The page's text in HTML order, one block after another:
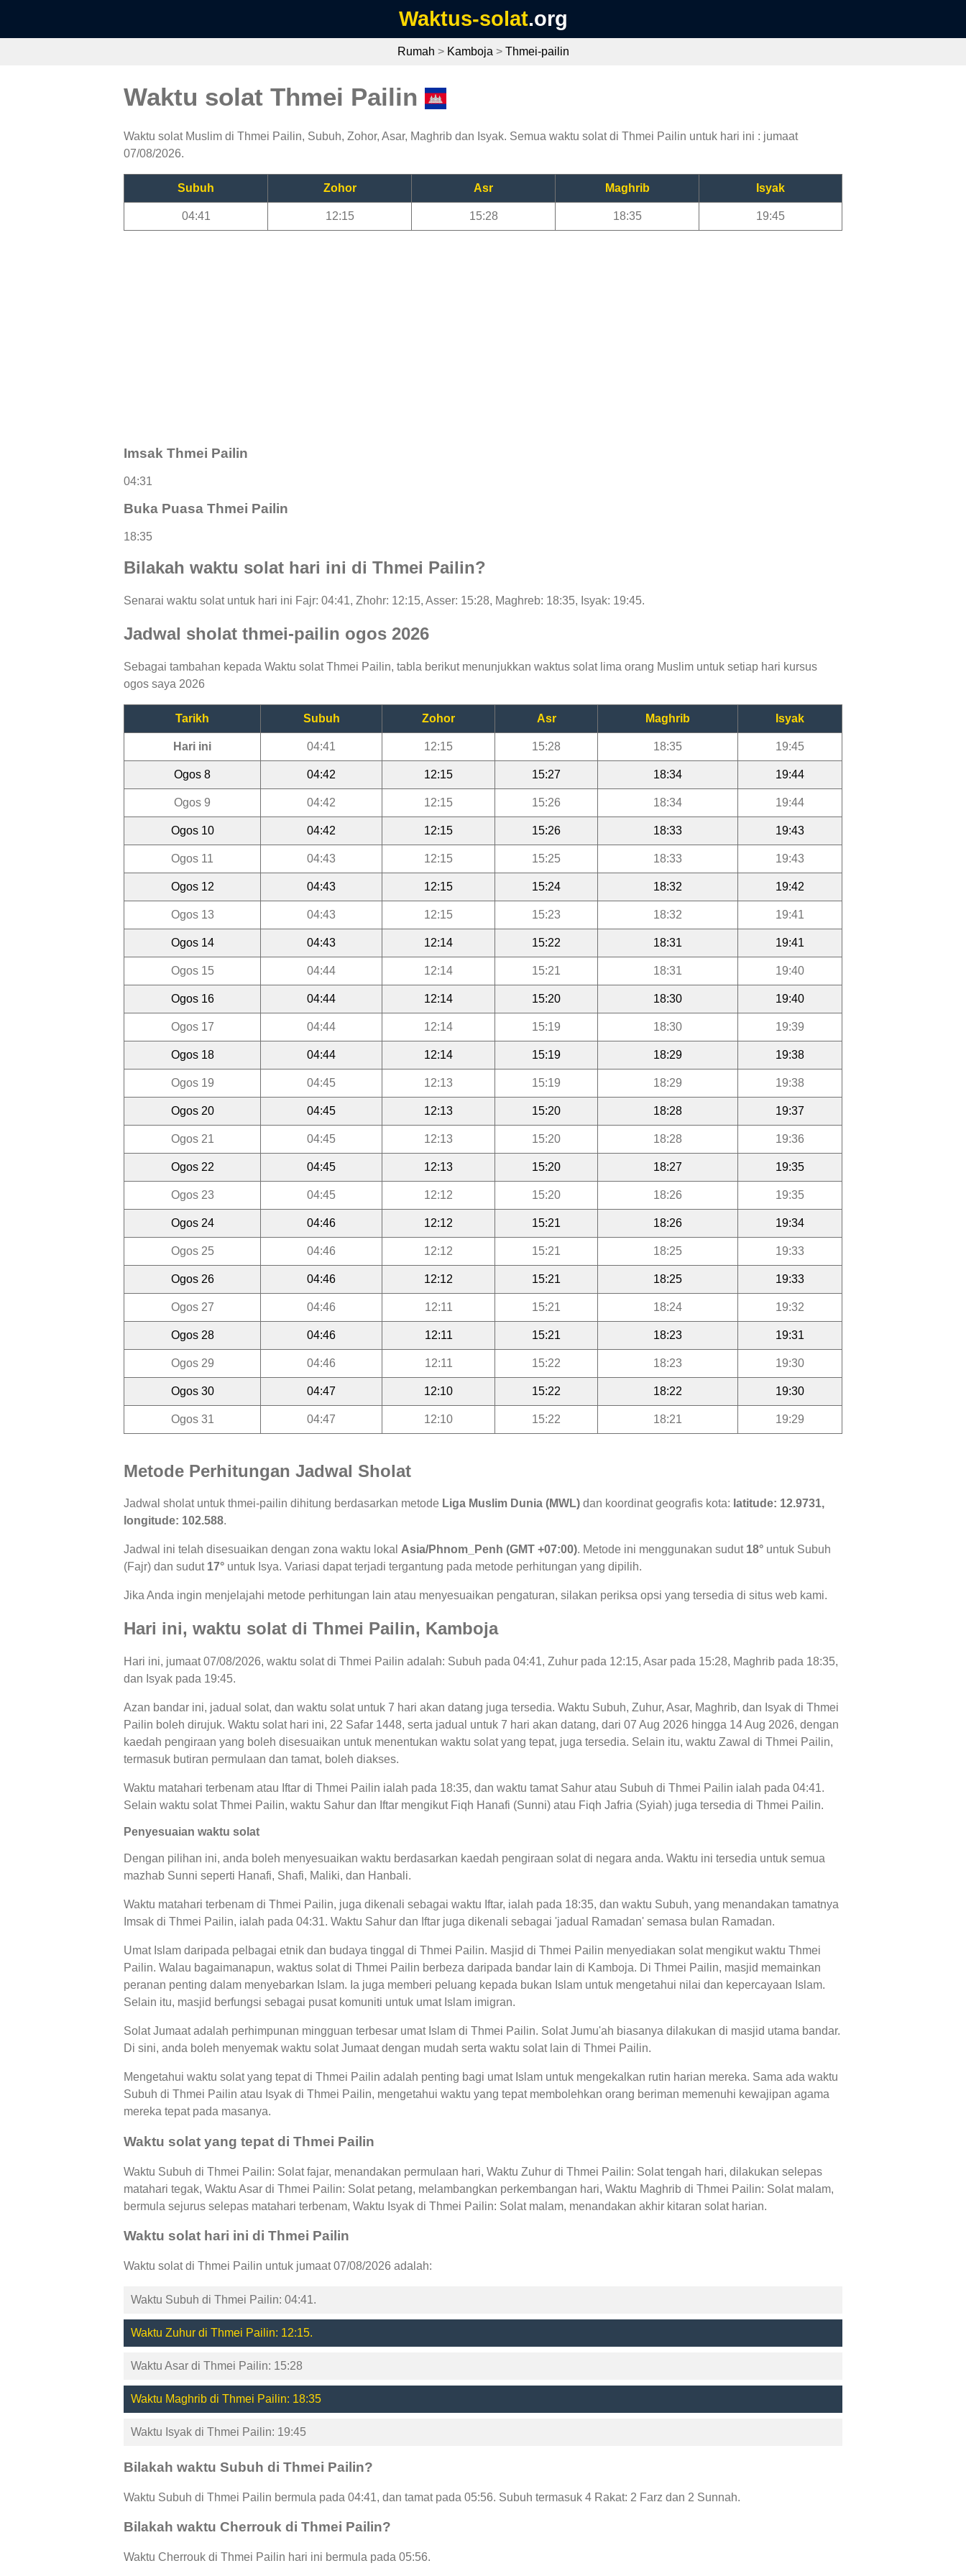
Waktus-solat.org
Rumah > Kamboja > Thmei-pailin
Waktu solat Thmei Pailin
Waktu solat Muslim di Thmei Pailin, Subuh, Zohor, Asar, Maghrib dan Isyak. Semua waktu solat di Thmei Pailin untuk hari ini : jumaat
07/08/2026.
Subuh Zohor Asr Maghrib Isyak
04:41 12:15 15:28 18:35 19:45
Imsak Thmei Pailin
04:31
Buka Puasa Thmei Pailin
18:35
Bilakah waktu solat hari ini di Thmei Pailin?
Senarai waktu solat untuk hari ini Fajr: 04:41, Zhohr: 12:15, Asser: 15:28, Maghreb: 18:35, Isyak: 19:45.
Jadwal sholat thmei-pailin ogos 2026
Sebagai tambahan kepada Waktu solat Thmei Pailin, tabla berikut menunjukkan waktus solat lima orang Muslim untuk setiap hari kursus
ogos saya 2026
Tarikh Subuh Zohor Asr Maghrib Isyak
Hari ini 04:41 12:15 15:28 18:35 19:45
Ogos 8 04:42 12:15 15:27 18:34 19:44
Ogos 9 04:42 12:15 15:26 18:34 19:44
Ogos 10 04:42 12:15 15:26 18:33 19:43
Ogos 11 04:43 12:15 15:25 18:33 19:43
Ogos 12 04:43 12:15 15:24 18:32 19:42
Ogos 13 04:43 12:15 15:23 18:32 19:41
Ogos 14 04:43 12:14 15:22 18:31 19:41
Ogos 15 04:44 12:14 15:21 18:31 19:40
Ogos 16 04:44 12:14 15:20 18:30 19:40
Ogos 17 04:44 12:14 15:19 18:30 19:39
Ogos 18 04:44 12:14 15:19 18:29 19:38
Ogos 19 04:45 12:13 15:19 18:29 19:38
Ogos 20 04:45 12:13 15:20 18:28 19:37
Ogos 21 04:45 12:13 15:20 18:28 19:36
Ogos 22 04:45 12:13 15:20 18:27 19:35
Ogos 23 04:45 12:12 15:20 18:26 19:35
Ogos 24 04:46 12:12 15:21 18:26 19:34
Ogos 25 04:46 12:12 15:21 18:25 19:33
Ogos 26 04:46 12:12 15:21 18:25 19:33
Ogos 27 04:46 12:11 15:21 18:24 19:32
Ogos 28 04:46 12:11 15:21 18:23 19:31
Ogos 29 04:46 12:11 15:22 18:23 19:30
Ogos 30 04:47 12:10 15:22 18:22 19:30
Ogos 31 04:47 12:10 15:22 18:21 19:29
Metode Perhitungan Jadwal Sholat
Jadwal sholat untuk thmei-pailin dihitung berdasarkan metode Liga Muslim Dunia (MWL) dan koordinat geografis kota: latitude: 12.9731,
longitude: 102.588.
Jadwal ini telah disesuaikan dengan zona waktu lokal Asia/Phnom_Penh (GMT +07:00). Metode ini menggunakan sudut 18° untuk Subuh
(Fajr) dan sudut 17° untuk Isya. Variasi dapat terjadi tergantung pada metode perhitungan yang dipilih.
Jika Anda ingin menjelajahi metode perhitungan lain atau menyesuaikan pengaturan, silakan periksa opsi yang tersedia di situs web kami.
Hari ini, waktu solat di Thmei Pailin, Kamboja
Hari ini, jumaat 07/08/2026, waktu solat di Thmei Pailin adalah: Subuh pada 04:41, Zuhur pada 12:15, Asar pada 15:28, Maghrib pada 18:35,
dan Isyak pada 19:45.
Azan bandar ini, jadual solat, dan waktu solat untuk 7 hari akan datang juga tersedia. Waktu Subuh, Zuhur, Asar, Maghrib, dan Isyak di Thmei
Pailin boleh dirujuk. Waktu solat hari ini, 22 Safar 1448, serta jadual untuk 7 hari akan datang, dari 07 Aug 2026 hingga 14 Aug 2026, dengan
kaedah pengiraan yang boleh disesuaikan untuk menentukan waktu solat yang tepat, juga tersedia. Selain itu, waktu Zawal di Thmei Pailin,
termasuk butiran permulaan dan tamat, boleh diakses.
Waktu matahari terbenam atau Iftar di Thmei Pailin ialah pada 18:35, dan waktu tamat Sahur atau Subuh di Thmei Pailin ialah pada 04:41.
Selain waktu solat Thmei Pailin, waktu Sahur dan Iftar mengikut Fiqh Hanafi (Sunni) atau Fiqh Jafria (Syiah) juga tersedia di Thmei Pailin.
Penyesuaian waktu solat
Dengan pilihan ini, anda boleh menyesuaikan waktu berdasarkan kaedah pengiraan solat di negara anda. Waktu ini tersedia untuk semua
mazhab Sunni seperti Hanafi, Shafi, Maliki, dan Hanbali.
Waktu matahari terbenam di Thmei Pailin, juga dikenali sebagai waktu Iftar, ialah pada 18:35, dan waktu Subuh, yang menandakan tamatnya
Imsak di Thmei Pailin, ialah pada 04:31. Waktu Sahur dan Iftar juga dikenali sebagai 'jadual Ramadan' semasa bulan Ramadan.
Umat Islam daripada pelbagai etnik dan budaya tinggal di Thmei Pailin. Masjid di Thmei Pailin menyediakan solat mengikut waktu Thmei
Pailin. Walau bagaimanapun, waktus solat di Thmei Pailin berbeza daripada bandar lain di Kamboja. Di Thmei Pailin, masjid memainkan
peranan penting dalam menyebarkan Islam. Ia juga memberi peluang kepada bukan Islam untuk mengetahui nilai dan kepercayaan Islam.
Selain itu, masjid berfungsi sebagai pusat komuniti untuk umat Islam imigran.
Solat Jumaat adalah perhimpunan mingguan terbesar umat Islam di Thmei Pailin. Solat Jumu'ah biasanya dilakukan di masjid utama bandar.
Di sini, anda boleh menyemak waktu solat Jumaat dengan mudah serta waktu solat lain di Thmei Pailin.
Mengetahui waktu solat yang tepat di Thmei Pailin adalah penting bagi umat Islam untuk mengekalkan rutin harian mereka. Sama ada waktu
Subuh di Thmei Pailin atau Isyak di Thmei Pailin, mengetahui waktu yang tepat membolehkan orang beriman memenuhi kewajipan agama
mereka tepat pada masanya.
Waktu solat yang tepat di Thmei Pailin
Waktu Subuh di Thmei Pailin: Solat fajar, menandakan permulaan hari, Waktu Zuhur di Thmei Pailin: Solat tengah hari, dilakukan selepas
matahari tegak, Waktu Asar di Thmei Pailin: Solat petang, melambangkan perkembangan hari, Waktu Maghrib di Thmei Pailin: Solat malam,
bermula sejurus selepas matahari terbenam, Waktu Isyak di Thmei Pailin: Solat malam, menandakan akhir kitaran solat harian.
Waktu solat hari ini di Thmei Pailin
Waktu solat di Thmei Pailin untuk jumaat 07/08/2026 adalah:
Waktu Subuh di Thmei Pailin: 04:41.
Waktu Zuhur di Thmei Pailin: 12:15.
Waktu Asar di Thmei Pailin: 15:28
Waktu Maghrib di Thmei Pailin: 18:35
Waktu Isyak di Thmei Pailin: 19:45
Bilakah waktu Subuh di Thmei Pailin?
Waktu Subuh di Thmei Pailin bermula pada 04:41, dan tamat pada 05:56. Subuh termasuk 4 Rakat: 2 Farz dan 2 Sunnah.
Bilakah waktu Cherrouk di Thmei Pailin?
Waktu Cherrouk di Thmei Pailin hari ini bermula pada 05:56.